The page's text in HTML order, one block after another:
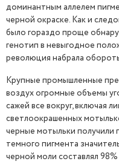
доминантным аллелем
черной окраске. Как и
было гораздо проще
генотип в невыгодное
революция набрала
Крупные промышленные
воздух огромные объемы
сажей все вокруг, включая
светлоокрашенных
черные мотыльки получили
темного пигмента
черной моли составлял